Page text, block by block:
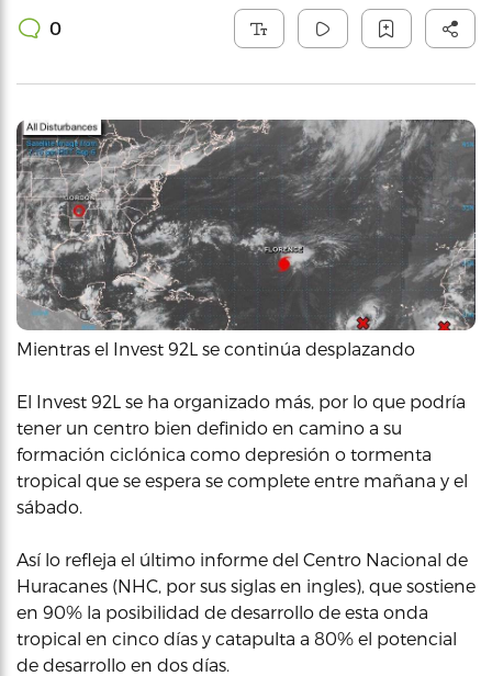
0
Mientras el Invest 92L se continúa desplazando
El Invest 92L se ha organizado más, por lo que podría
tener un centro bien definido en camino a su
formación ciclónica como depresión o tormenta
tropical que se espera se complete entre mañana y el
sábado.
Así lo refleja el último informe del Centro Nacional de
Huracanes (NHC, por sus siglas en ingles), que sostiene
en 90% la posibilidad de desarrollo de esta onda
tropical en cinco días y catapulta a 80% el potencial
de desarrollo en dos días.